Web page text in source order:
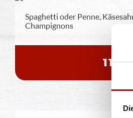
Spaghetti oder Penne,
Champignons
11,40